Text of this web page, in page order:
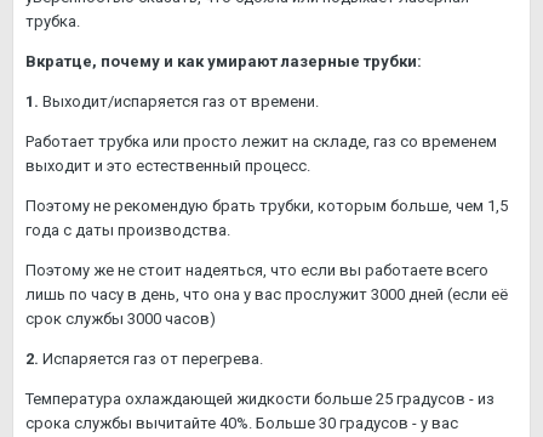
трубка.
Вкратце, почему и как умирают лазерные трубки:
1. Выходит/испаряется газ от времени.
Работает трубка или просто лежит на складе, газ со временем
выходит и это естественный процесс.
Поэтому не рекомендую брать трубки, которым больше, чем 1,5
года с даты производства.
Поэтому же не стоит надеяться, что если вы работаете всего
лишь по часу в день, что она у вас прослужит 3000 дней (если её
срок службы 3000 часов)
2. Испаряется газ от перегрева.
Температура охлаждающей жидкости больше 25 градусов - из
срока службы вычитайте 40%. Больше 30 градусов - у вас